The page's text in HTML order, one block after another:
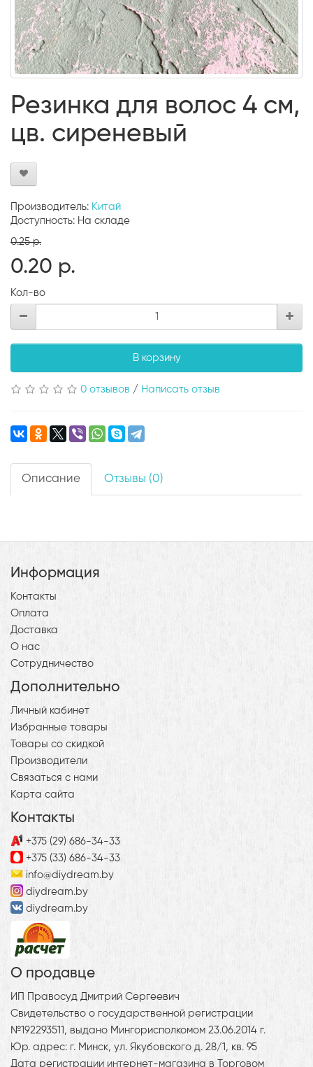
Резинка для волос 4 см,
цв. сиреневый
Производитель: Китай
Доступность: На складе
0.25 р.
0.20 р.
Кол-во
В корзину
0 отзывов / Написать отзыв
Описание Отзывы (0)
Информация
Контакты
Оплата
Доставка
О нас
Сотрудничество
Дополнительно
Личный кабинет
Избранные товары
Товары со скидкой
Производители
Связаться с нами
Карта сайта
Контакты
+375 (29) 686-34-33
+375 (33) 686-34-33
info@diydream.by
diydream.by
diydream.by
О продавце
ИП Правосуд Дмитрий Сергеевич
Свидетельство о государственной регистрации
№192293511, выдано Мингорисполкомом 23.06.2014 г.
Юр. адрес: г. Минск, ул. Якубовского д. 28/1, кв. 95
Дата регистрации интернет-магазина в Торговом